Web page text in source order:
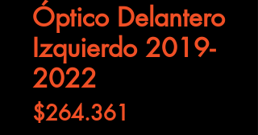
Óptico Delantero
Izquierdo 2019-
2022
$264.361